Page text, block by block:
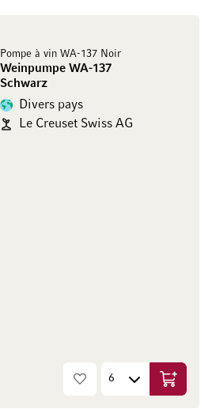
Pompe à vin WA-137 Noir
Weinpumpe WA-137
Schwarz
Divers pays
Le Creuset Swiss AG
Ajouter